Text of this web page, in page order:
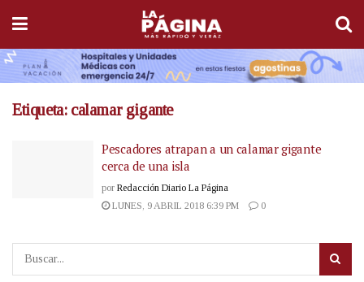
Etiqueta: calamar gigante
Pescadores atrapan a un calamar gigante
cerca de una isla
por Redacción Diario La Página
LUNES, 9 ABRIL 2018 6:39 PM
0